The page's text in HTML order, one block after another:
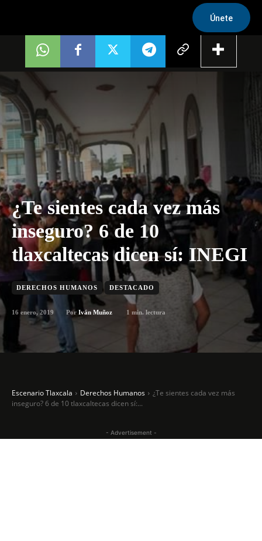
Únete
¿Te sientes cada vez más
inseguro? 6 de 10
tlaxcaltecas dicen sí: INEGI
DERECHOS HUMANOS DESTACADO
16 enero, 2019 Por Iván Muñoz 1 min. lectura
Escenario Tlaxcala Derechos Humanos
¿Te sientes cada vez más
inseguro? 6 de 10 tlaxcaltecas dicen sí:...
- Advertisement -